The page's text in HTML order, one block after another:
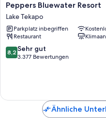
Peppers
Bluewater
Resort
Lake
Tekapo
Peppers Bluewater Resort
Lake Tekapo
Parkplatz inbegriffen
Restaurant
8.2
von
Bewertungen
8,2 Sehr gut
3.377 Bewertungen
Ähnliche